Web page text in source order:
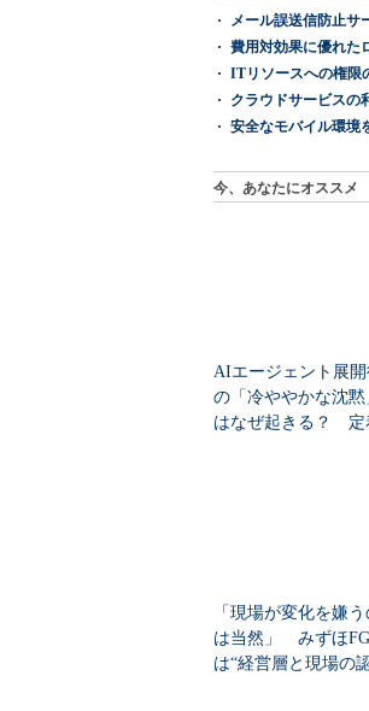
メール誤送信防止サ
費用対効果に優れた
ITリソースへの権限
クラウドサービスの
安全なモバイル環境
今、あなたにオススメ
AIエージェント展開
の「冷ややかな沈黙
はなぜ起きる？ 定
「現場が変化を嫌
は当然」 みずほFG
は“経営層と現場の